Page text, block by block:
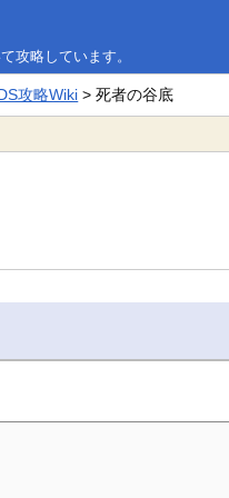
攻略しています。
攻略Wiki > 死者の谷底